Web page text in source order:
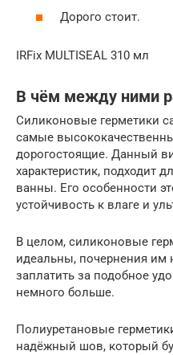
Дорого стоит.
IRFix MULTISEAL 310 мл
В чём между ними
Силиконовые герметики
самые
дорогостоящие. Данный
характеристик, подходит
ванны. Его особенности
устойчивость к влаге и
В целом, силиконовые
идеальны, почернения им
заплатить за подобное
немного больше.
Полиуретановые
надёжный шов, который